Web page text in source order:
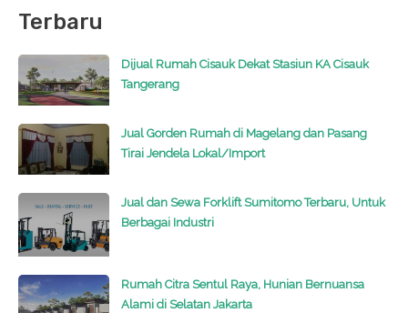
Terbaru
Dijual Rumah Cisauk Dekat Stasiun KA Cisauk
Tangerang
Jual Gorden Rumah di Magelang dan Pasang
Tirai Jendela Lokal/Import
Jual dan Sewa Forklift Sumitomo Terbaru, Untuk
Berbagai Industri
Rumah Citra Sentul Raya, Hunian Bernuansa
Alami di Selatan Jakarta